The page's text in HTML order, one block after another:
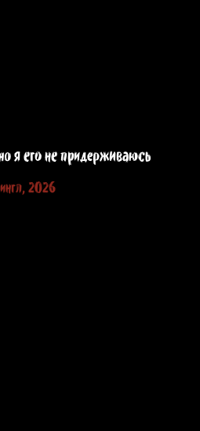
я его не придерживаюсь
2026